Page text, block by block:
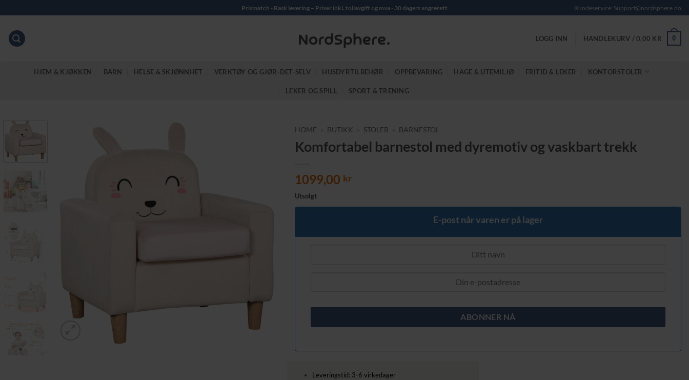
to
content
Prismatch - Rask levering – Priser inkl. tollavgift og mva - 30 dagers angrerett Kundeservice: Support@nordsphere.no
LOGG INN HANDLEKURV /0,00 KR 0
HJEM & KJØKKEN BARN HELSE & SKJØNNHET VERKTØY OG GJØR-DET-SELV HUSDYRTILBEHØR OPPBEVARING HAGE & UTEMILJØ FRITID & LEKER KONTORSTOLER
LEKER OG SPILL SPORT & TRENING
HOME BUTIKK STOLER BARNESTOL
Komfortabel barnestol med dyremotiv og vaskbart trekk
1099,00 kr
Utsolgt
E-post når varen er på lager
Leveringstid: 3-6 virkedager